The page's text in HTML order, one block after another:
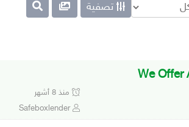
تصفية
We Offer
منذ 8 أشهر
Safeboxlender